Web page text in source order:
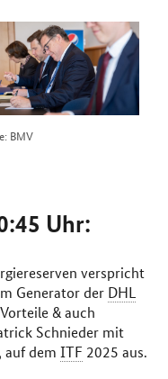
BMV
Uhr:
verspricht
Generator der DHL
& auch
Schnieder mit
auf dem ITF 2025 aus.